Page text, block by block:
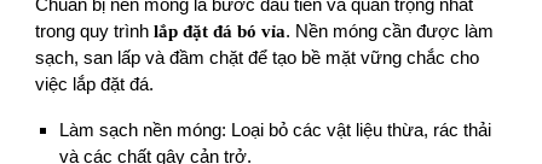
Chuẩn bị nền móng là bước đầu tiên và quan trọng nhất
trong quy trìnhlắp đặt đá bó vỉa. Nền móng cần được làm
sạch, san lấp và đầm chặt để tạo bề mặt vững chắc cho
việc lắp đặt đá.
Làm sạch nền móng: Loại bỏ các vật liệu thừa, rác thải
và các chất gây cản trở.